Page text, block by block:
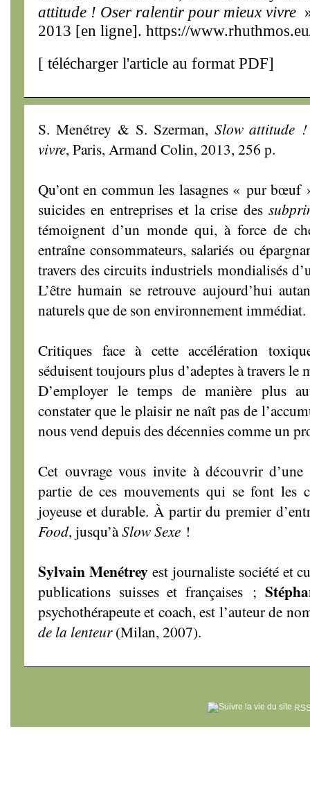
attitude ! Oser ralentir pour mieux vivre
2013 [en ligne]. https://
[ télécharger l'article au format PDF]
S. Menétrey & S. Szerman, Slow attitude
vivre, Paris, Armand Colin, 2013, 256 p.
Qu’ont en commun les lasagnes « pur bœuf
suicides en entreprises et la crise des
témoignent d’un monde qui, à force de
entraîne consommateurs, salariés ou
travers des circuits industriels mondialisés
L’être humain se retrouve aujourd’hui
naturels que de son environnement immédiat.
Critiques face à cette accélération
séduisent toujours plus d’adeptes à travers
D’employer le temps de manière plus
constater que le plaisir ne naît pas de
nous vend depuis des décennies comme un
Cet ouvrage vous invite à découvrir
partie de ces mouvements qui se font les
joyeuse et durable. À partir du premier
Food, jusqu’àSlow Sexe !
Sylvain Menétreyest journaliste société et
publications suisses et françaises ;
psychothérapeute et coach, est l’auteur de
de la lenteur(Milan, 2007).